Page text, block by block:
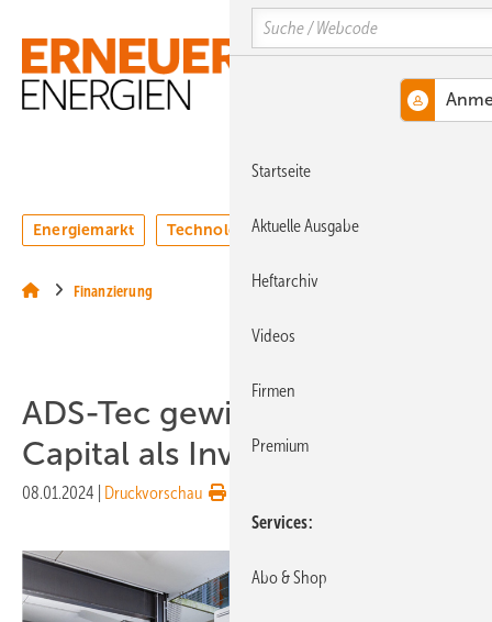
Hauptinhalt
Hauptmenü
SiteSearch
MENÜ
Energiemarkt Technologie Webinare
Finanzierung
ADS-Tec gewinnt Svelland
Capital als Investor
08.01.2024 Druckvorschau
Search
Startseite
Aktuelle Ausgabe
Heftarchiv
Videos
Firmen
Premium
Services
Abo & Shop